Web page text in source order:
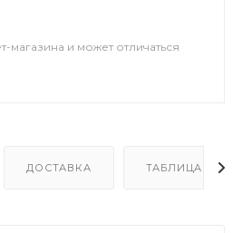
магазина и может отличаться
ДОСТАВКА ТАБЛИЦА